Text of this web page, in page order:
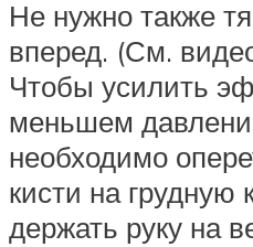
Не нужно также
вперед. (См.
Чтобы усилить
меньшем
необходимо
кисти на грудную
держать руку на